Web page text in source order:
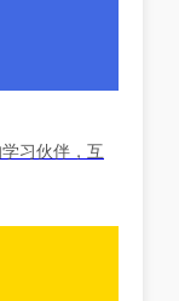
习伙伴，互